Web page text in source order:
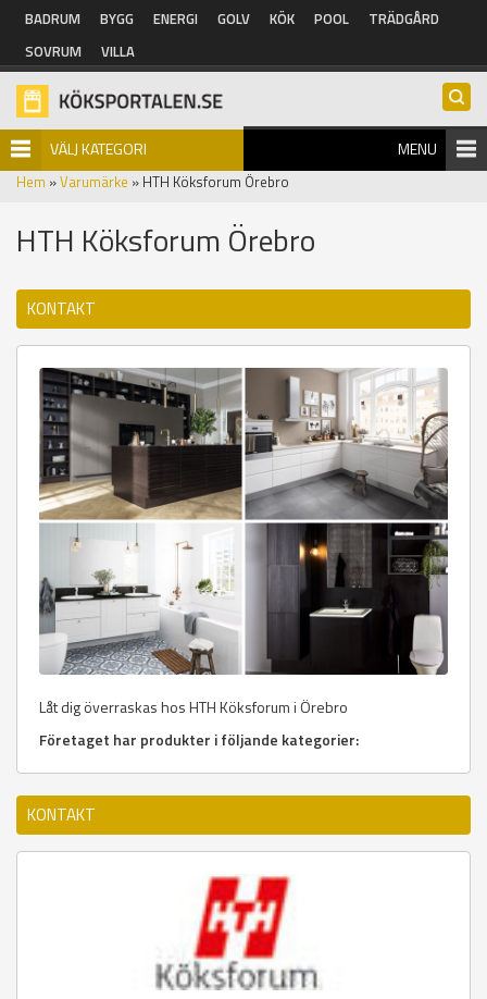
Hoppa till huvudinnehåll
BADRUM BYGG ENERGI GOLV KÖK POOL
TRÄDGÅRD
SOVRUM
VILLA
VÄLJ KATEGORI MENU
Hem »Varumärke » HTH Köksforum Örebro
HTH Köksforum Örebro
KONTAKT
Låt dig överraskas hos HTH Köksforum i Örebro
Företaget har produkter i följande kategorier:
KONTAKT